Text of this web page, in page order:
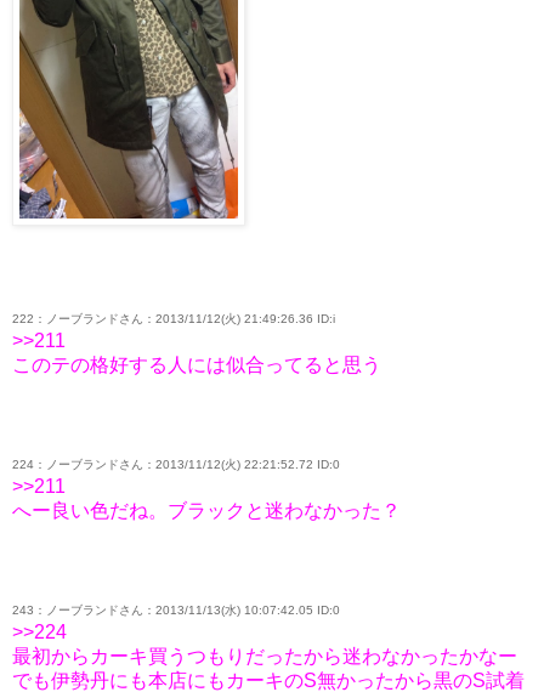
222：ノーブランドさん：2013/11/12(火) 21:49:26.36 ID:i
>>211
このテの格好する人には似合ってると思う
224：ノーブランドさん：2013/11/12(火) 22:21:52.72 ID:0
>>211
へー良い色だね。ブラックと迷わなかった？
243：ノーブランドさん：2013/11/13(水) 10:07:42.05 ID:0
>>224
最初からカーキ買うつもりだったから迷わなかったかなー
でも伊勢丹にも本店にもカーキのS無かったから黒のS試着